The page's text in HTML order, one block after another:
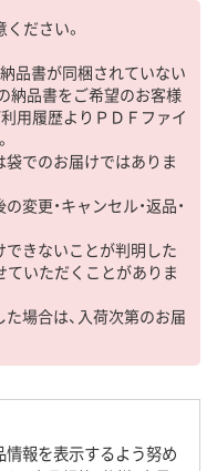
ださい。
品書が同梱されていない
納品書をご希望のお客様
用履歴よりＰＤＦファイ
袋でのお届けではありま
変更・キャンセル・返品・
できないことが判明した
ていただくことがありま
場合は、入荷次第のお届
情報を表示するよう努め